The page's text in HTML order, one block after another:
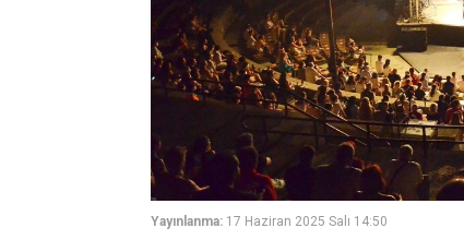
Yayınlanma: 17 Haziran 2025 Salı 14:50